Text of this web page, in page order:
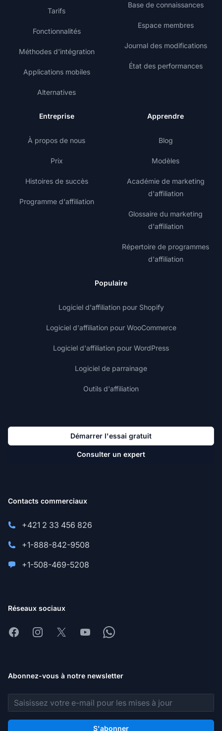
Tarifs
Fonctionnalités
Méthodes d'intégration
Applications mobiles
Alternatives
Base de connaissances
Espace membres
Journal des modifications
État des performances
Entreprise
À propos de nous
Prix
Histoires de succès
Programme d'affiliation
Apprendre
Blog
Modèles
Académie de marketing
d'affiliation
Glossaire du marketing
d'affiliation
Répertoire de programmes
d'affiliation
Populaire
Logiciel d'affiliation pour Shopify
Logiciel d'affiliation pour WooCommerce
Logiciel d'affiliation pour WordPress
Logiciel de parrainage
Outils d'affiliation
Démarrer l'essai gratuit
Consulter un expert
Contacts commerciaux
+421 2 33 456 826
+1-888-842-9508
+1-508-469-5208
Réseaux sociaux
FacebookInstagram
X YoutubeWhatsapp
Abonnez-vous à notre newsletter
Adresse e-mail
S'abonner